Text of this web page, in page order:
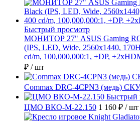
Быстрый просмотр
МОНИТОР 27" ASUS Gaming
(IPS, LED, Wide, 2560x1440,
cd/m, 100,000,000:1, +DP,
₽ / шт
Commax DRC-4CPN3 (медь)
Быстрый
ЦМО ВКО-М-22.150 1 160 ₽ / шт